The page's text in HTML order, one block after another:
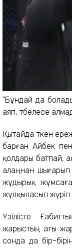
"Бұндай да
аяп, төбелесе
Қытайда өткен
барған Айбек
қолдары батпай,
алаңнан шығарып
жұдырық
жұлқыласып жүріп
Үзілісте
жарыстың аты
сонда да бір-